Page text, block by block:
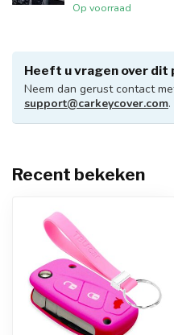
Op voorraad
Heeft u vragen over dit
Neem dan gerust contact
support@carkeycover.com
Recent bekeken